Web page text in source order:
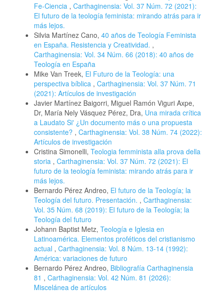
Fe-Ciencia , Carthaginensia: Vol. 37 Núm. 72 (2021):
El futuro de la teología feminista: mirando atrás para ir
más lejos.
Silvia Martínez Cano, 40 años de Teología Feminista
en España. Resistencia y Creatividad. ,
Carthaginensia: Vol. 34 Núm. 66 (2018): 40 años de
Teología en España
Mike Van Treek, El Futuro de la Teología: una
perspectiva bíblica , Carthaginensia: Vol. 37 Núm. 71
(2021): Artículos de investigación
Javier Martínez Baigorri, Miguel Ramón Viguri Axpe,
Dr, María Nely Vásquez Pérez, Dra, Una mirada crítica
a Laudato Si' ¿Un documento más o una propuesta
consistente? , Carthaginensia: Vol. 38 Núm. 74 (2022):
Artículos de investigación
Cristina Simonelli, Teologia femminista alla prova della
storia , Carthaginensia: Vol. 37 Núm. 72 (2021): El
futuro de la teología feminista: mirando atrás para ir
más lejos.
Bernardo Pérez Andreo, El futuro de la Teología; la
Teología del futuro. Presentación. , Carthaginensia:
Vol. 35 Núm. 68 (2019): El futuro de la Teología; la
Teología del futuro
Johann Baptist Metz, Teología e Iglesia en
Latinoamérica. Elementos proféticos del cristianismo
actual , Carthaginensia: Vol. 8 Núm. 13-14 (1992):
América: variaciones de futuro
Bernardo Pérez Andreo, Bibliografía Carthaginensia
81 , Carthaginensia: Vol. 42 Núm. 81 (2026):
Miscelánea de artículos